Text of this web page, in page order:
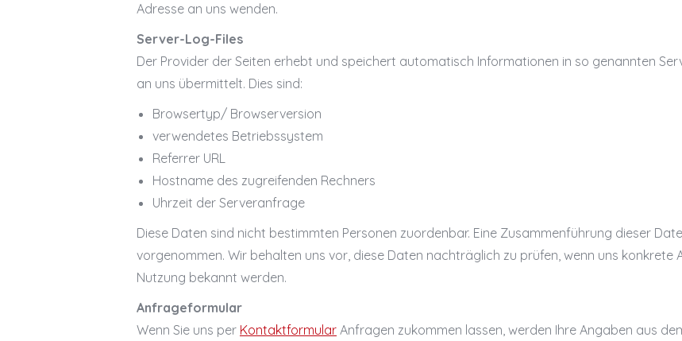
Adresse an uns wenden.
Server-Log-Files
Der Provider der Seiten erhebt und speichert automatisch Informationen in so genannten
an uns übermittelt. Dies sind:
Browsertyp/ Browserversion
verwendetes Betriebssystem
Referrer URL
Hostname des zugreifenden Rechners
Uhrzeit der Serveranfrage
Diese Daten sind nicht bestimmten Personen zuordenbar. Eine Zusammenführung dieser
vorgenommen. Wir behalten uns vor, diese Daten nachträglich zu prüfen, wenn uns
Nutzung bekannt werden.
Anfrageformular
Wenn Sie uns per Kontaktformular Anfragen zukommen lassen, werden Ihre Angaben aus